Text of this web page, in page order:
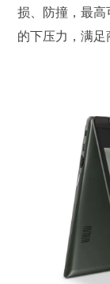
损、防撞，最高
的下压力，满足